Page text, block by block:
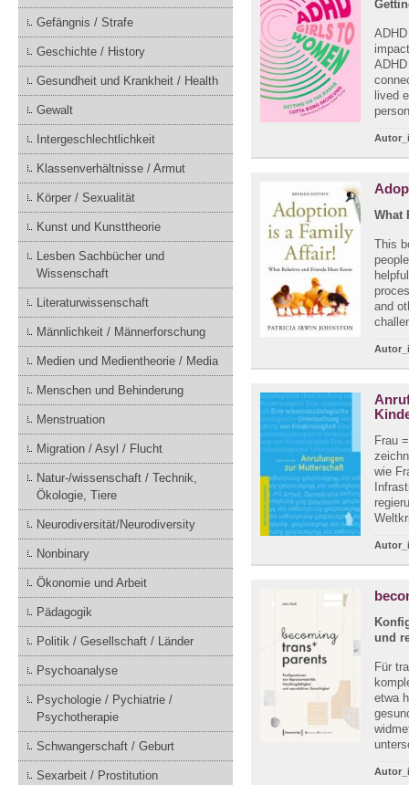
Gefängnis / Strafe
Geschichte / History
Gesundheit und Krankheit / Health
Gewalt
Intergeschlechtlichkeit
Klassenverhältnisse / Armut
Körper / Sexualität
Kunst und Kunsttheorie
Lesben Sachbücher und
Wissenschaft
Literaturwissenschaft
Männlichkeit / Männerforschung
Medien und Medientheorie / Media
Menschen und Behinderung
Menstruation
Migration / Asyl / Flucht
Natur-/wissenschaft / Technik,
Ökologie, Tiere
Neurodiversität/Neurodiversity
Nonbinary
Ökonomie und Arbeit
Pädagogik
Politik / Gesellschaft / Länder
Psychoanalyse
Psychologie / Pychiatrie /
Psychotherapie
Schwangerschaft / Geburt
Sexarbeit / Prostitution
lived
What
This
and
Frau
wie
und
Für
etwa